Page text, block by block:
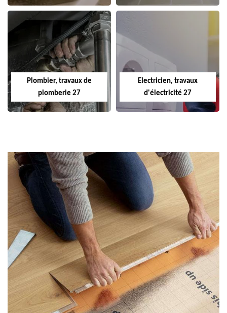
Plombier, travaux de
plomberie 27
Electricien, travaux
d'électricité 27